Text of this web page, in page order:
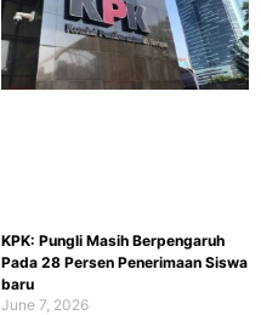
KPK: Pungli Masih Berpengaruh
Pada 28 Persen Penerimaan Siswa
baru
June 7, 2026